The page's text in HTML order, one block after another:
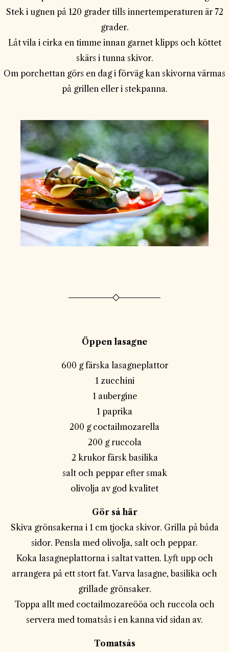
Stek i ugnen på 120 grader tills innertemperaturen är 72
grader.
Låt vila i cirka en timme innan garnet klipps och köttet
skärs i tunna skivor.
Om porchettan görs en dag i förväg kan skivorna värmas
på grillen eller i stekpanna.
Öppen lasagne
600 g färska lasagneplattor
1 zucchini
1 aubergine
1 paprika
200 g coctailmozarella
200 g ruccola
2 krukor färsk basilika
salt och peppar efter smak
olivolja av god kvalitet
Gör så här
Skiva grönsakerna i 1 cm tjocka skivor. Grilla på båda
sidor. Pensla med olivolja, salt och peppar.
Koka lasagneplattorna i saltat vatten. Lyft upp och
arrangera på ett stort fat. Varva lasagne, basilika och
grillade grönsaker.
Toppa allt med coctailmozareööa och ruccola och
servera med tomatsås i en kanna vid sidan av.
Tomatsås